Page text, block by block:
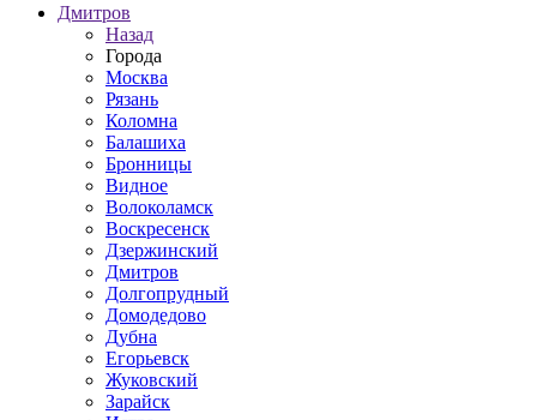
Дмитров
Назад
Города
Москва
Рязань
Коломна
Балашиха
Бронницы
Видное
Волоколамск
Воскресенск
Дзержинский
Дмитров
Долгопрудный
Домодедово
Дубна
Егорьевск
Жуковский
Зарайск